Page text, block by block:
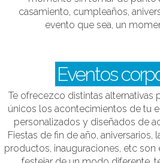
elegidos son de alto impacto y el
momento sin tomar de punto
casamiento, cumpleaños,
Eventos
Te ofrecezco distintas alternativas
únicos los acontecimientos de tu
personalizados y diseñados de
Fiestas de fin de año, aniversarios,